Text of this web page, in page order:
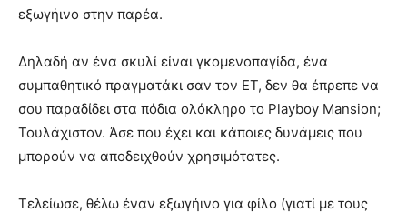
εξωγήινο στην παρέα.
Δηλαδή αν ένα σκυλί είναι γκομενοπαγίδα, ένα
συμπαθητικό πραγματάκι σαν τον ET, δεν θα έπρεπε να
σου παραδίδει στα πόδια ολόκληρο το Playboy Mansion;
Τουλάχιστον. Άσε που έχει και κάποιες δυνάμεις που
μπορούν να αποδειχθούν χρησιμότατες.
Τελείωσε, θέλω έναν εξωγήινο για φίλο (γιατί με τους